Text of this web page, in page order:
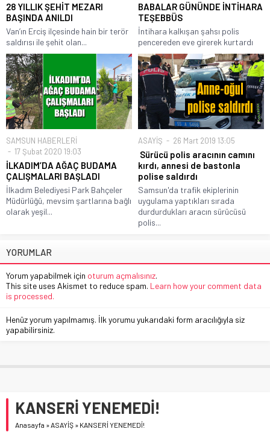
28 YILLIK ŞEHİT MEZARI
BAŞINDA ANILDI
Van’ın Erciş ilçesinde hain bir terör
saldırısı ile şehit olan...
BABALAR GÜNÜNDE İNTİHARA
TEŞEBBÜS
İntihara kalkışan şahsı polis
pencereden eve girerek kurtardı
SAMSUN HABERLERİ
17 Şubat 2020 19:03
İLKADIM’DA AĞAÇ BUDAMA
ÇALIŞMALARI BAŞLADI
İlkadım Belediyesi Park Bahçeler
Müdürlüğü, mevsim şartlarına bağlı
olarak yeşil...
ASAYİŞ 26 Mart 2019 13:05
Sürücü polis aracının camını
kırdı, annesi de bastonla
polise saldırdı
Samsun'da trafik ekiplerinin
uygulama yaptıkları sırada
durdurdukları aracın sürücüsü
polis...
YORUMLAR
Yorum yapabilmek için oturum açmalısınız.
This site uses Akismet to reduce spam. Learn how your comment data
is processed.
Henüz yorum yapılmamış. İlk yorumu yukarıdaki form aracılığıyla siz
yapabilirsiniz.
KANSERİ YENEMEDİ!
Anasayfa »ASAYİŞ » KANSERİ YENEMEDİ!